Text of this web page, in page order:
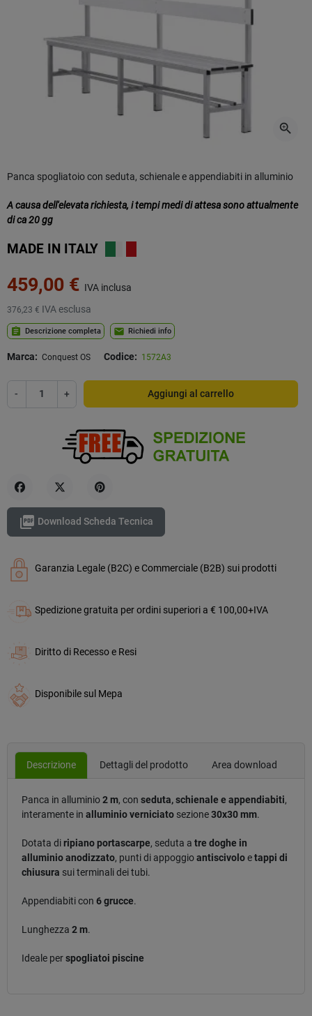
zoom_in
Panca spogliatoio con seduta, schienale e appendiabiti in alluminio
A causa dell'elevata richiesta, i tempi medi di attesa sono attualmente
di ca 20 gg
MADE IN ITALY
459,00 € IVA inclusa
376,23 € IVA esclusa
assignment Descrizione completa mail Richiedi info
Marca: Conquest OS Codice: 1572A3
- + Aggiungi al carrello
 Download Scheda Tecnica
Garanzia Legale (B2C) e Commerciale (B2B) sui prodotti
Spedizione gratuita per ordini superiori a € 100,00+IVA
Diritto di Recesso e Resi
Disponibile sul Mepa
Descrizione Dettagli del prodotto Area download
Panca in alluminio2 m, con seduta, schienale e appendiabiti,
interamente in alluminio verniciato sezione30x30 mm.
Dotata diripiano portascarpe, seduta a tre doghe in
alluminio anodizzato, punti di appoggioantiscivoloetappi di
chiusura sui terminali dei tubi.
Appendiabiti con 6 grucce.
Lunghezza 2 m.
Ideale perspogliatoi piscine